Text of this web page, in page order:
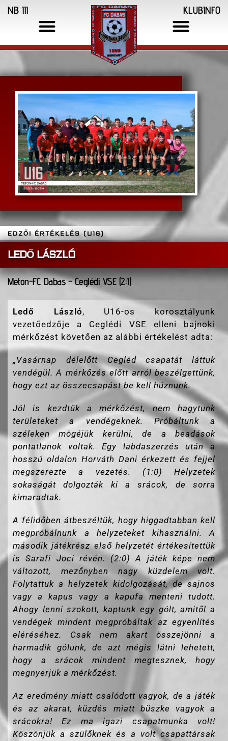
NB III KLUBINFO
EDZŐI ÉRTÉKELÉS (U16)
LEDŐ LÁSZLÓ
Meton-FC Dabas - Ceglédi VSE (2:1)
Ledő László, U16-os korosztályunk
vezetőedzője a Ceglédi VSE elleni bajnoki
mérkőzést követően az alábbi értékelést adta:
„Vasárnap délelőtt Cegléd csapatát láttuk
vendégül. A mérkőzés előtt arról beszélgettünk,
hogy ezt az összecsapást be kell húznunk.
Jól is kezdtük a mérkőzést, nem hagytunk
területeket a vendégeknek. Próbáltunk a
széleken mögéjük kerülni, de a beadások
pontatlanok voltak. Egy labdaszerzés után a
hosszú oldalon Horváth Dani érkezett és fejjel
megszerezte a vezetés. (1:0) Helyzetek
sokaságát dolgozták ki a srácok, de sorra
kimaradtak.
A félidőben átbeszéltük, hogy higgadtabban kell
megpróbálnunk a helyzeteket kihasználni. A
második játékrész első helyzetét értékesítettük
is Sarafi Joci révén. (2:0) A játék képe nem
változott, mezőnyben nagy küzdelem volt.
Folytattuk a helyzetek kidolgozását, de sajnos
vagy a kapus vagy a kapufa menteni tudott.
Ahogy lenni szokott, kaptunk egy gólt, amitől a
vendégek mindent megpróbáltak az egyenlítés
eléréséhez. Csak nem akart összejönni a
harmadik gólunk, de azt mégis látni lehetett,
hogy a srácok mindent megtesznek, hogy
megnyerjük a mérkőzést.
Az eredmény miatt csalódott vagyok, de a játék
és az akarat, küzdés miatt büszke vagyok a
srácokra! Ez ma igazi csapatmunka volt!
Köszönjük a szülőknek és a volt csapattársak